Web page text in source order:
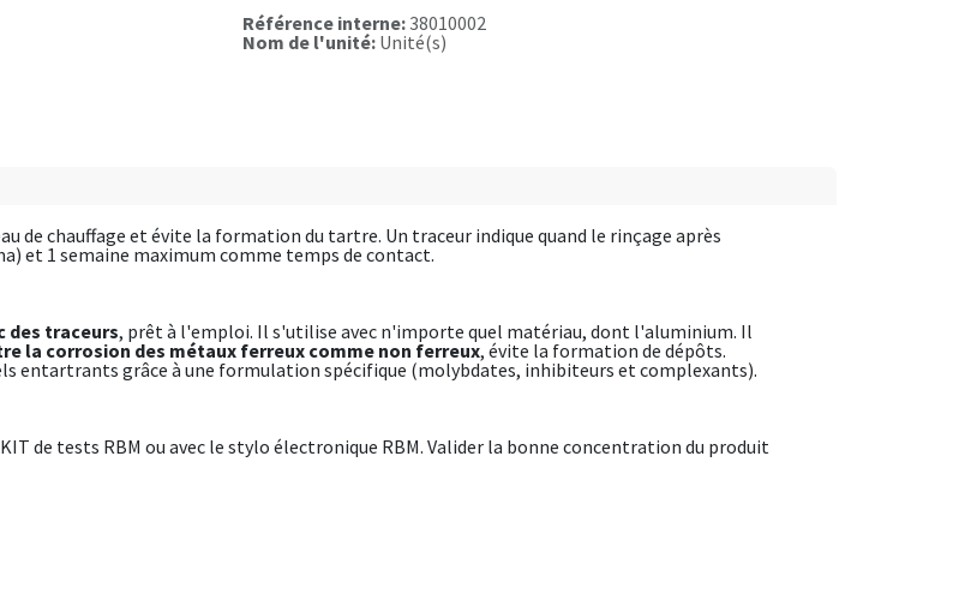
Référence interne:38010002
Nom de l'unité: Unité(s)
de chauffage et évite la formation du tartre. Un traceur indique quand le rinçage après
et 1 semaine maximum comme temps de contact.
des traceurs, prêt à l'emploi. Il s'utilise avec n'importe quel matériau, dont l'aluminium. Il
la corrosion des métaux ferreux comme non ferreux, évite la formation de dépôts.
entartrants grâce à une formulation spécifique (molybdates, inhibiteurs et complexants).
de tests RBM ou avec le stylo électronique RBM. Valider la bonne concentration du produit